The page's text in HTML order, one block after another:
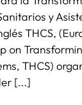
y
THCS,
on
THCS)
[...]